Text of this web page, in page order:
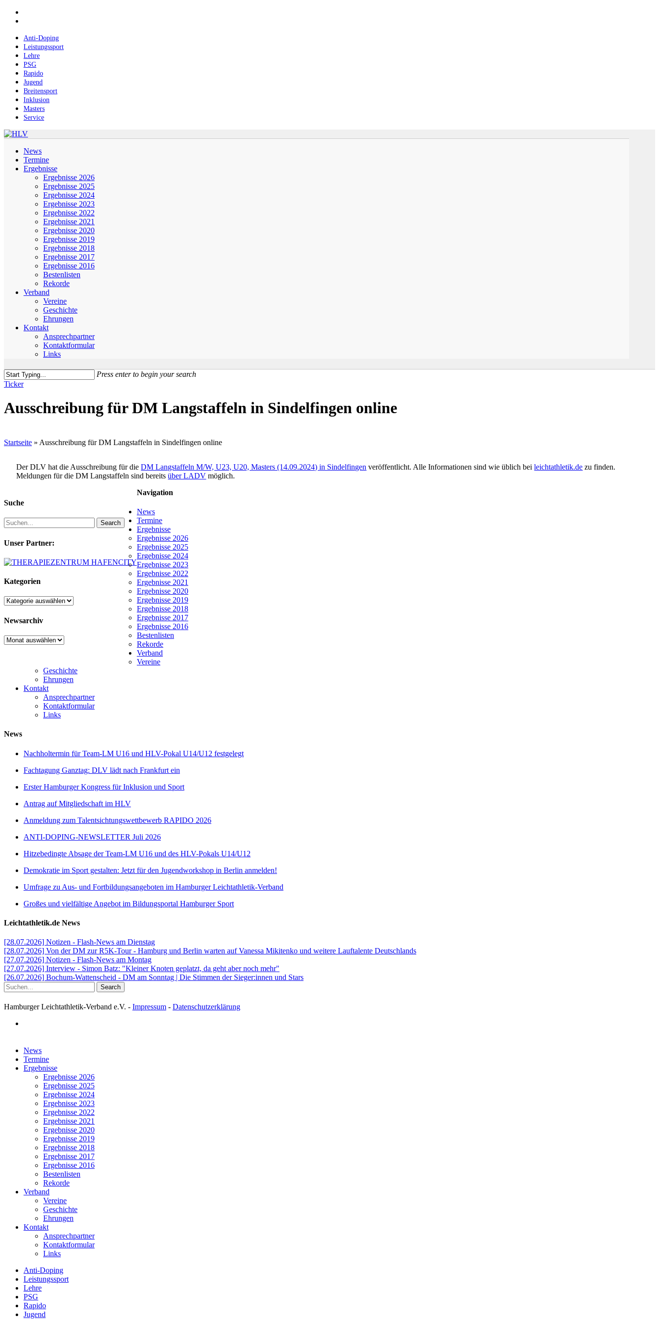
Skip
contentAnti-Doping
Leistungssport
Lehre
PSG
Rapido
Jugend
Breitensport
Inklusion
Masters
Service
News
Termine
Ergebnisse
Ergebnisse 2026
Ergebnisse 2025
Ergebnisse 2024
Ergebnisse 2023
Ergebnisse 2022
Ergebnisse 2021
Ergebnisse 2020
Ergebnisse 2019
Ergebnisse 2018
Ergebnisse 2017
Ergebnisse 2016
Bestenlisten
Rekorde
Verband
Vereine
Geschichte
Ehrungen
Kontakt
Ansprechpartner
Kontaktformular
Links
Press enter to begin your search
Close
Ticker
Ausschreibung für DM Langstaffeln in Sindelfingen online
Startseite » Ausschreibung für DM Langstaffeln in Sindelfingen online
Der DLV hat die Ausschreibung für dieDM Langstaffeln M/W, U23, U20, Masters (14.09.2024) in Sindelfingen veröffentlicht. Alle Informationen sind wie üblich beileichtathletik.de zu finden.
Meldungen für die DM Langstaffeln sind bereitsüber LADV möglich.
Suche
Search
Unser Partner:
Kategorien
Kategorien
Newsarchiv
Newsarchiv
Navigation
News
Termine
Ergebnisse
Ergebnisse 2026
Ergebnisse 2025
Ergebnisse 2024
Ergebnisse 2023
Ergebnisse 2022
Ergebnisse 2021
Ergebnisse 2020
Ergebnisse 2019
Ergebnisse 2018
Ergebnisse 2017
Ergebnisse 2016
Bestenlisten
Rekorde
Verband
Vereine
Geschichte
Ehrungen
Kontakt
Ansprechpartner
Kontaktformular
Links
News
Nachholtermin für Team-LM U16 und HLV-Pokal U14/U12 festgelegt
Fachtagung Ganztag: DLV lädt nach Frankfurt ein
Erster Hamburger Kongress für Inklusion und Sport
Antrag auf Mitgliedschaft im HLV
Anmeldung zum Talentsichtungswettbewerb RAPIDO 2026
ANTI-DOPING-NEWSLETTER Juli 2026
Hitzebedingte Absage der Team-LM U16 und des HLV-Pokals U14/U12
Demokratie im Sport gestalten: Jetzt für den Jugendworkshop in Berlin anmelden!
Umfrage zu Aus- und Fortbildungsangeboten im Hamburger Leichtathletik-Verband
Großes und vielfältige Angebot im Bildungsportal Hamburger Sport
Leichtathletik.de News
[28.07.2026] Notizen - Flash-News am Dienstag
[28.07.2026] Von der DM zur R5K-Tour - Hamburg und Berlin warten auf Vanessa Mikitenko und weitere Lauftalente Deutschlands
[27.07.2026] Notizen - Flash-News am Montag
[27.07.2026] Interview - Simon Batz: "Kleiner Knoten geplatzt, da geht aber noch mehr"
[26.07.2026] Bochum-Wattenscheid - DM am Sonntag | Die Stimmen der Sieger:innen und Stars
Search
Hamburger Leichtathletik-Verband e.V. - Impressum - Datenschutzerklärung
Close
Menu
News
Termine
Ergebnisse
Ergebnisse 2026
Ergebnisse 2025
Ergebnisse 2024
Ergebnisse 2023
Ergebnisse 2022
Ergebnisse 2021
Ergebnisse 2020
Ergebnisse 2019
Ergebnisse 2018
Ergebnisse 2017
Ergebnisse 2016
Bestenlisten
Rekorde
Verband
Vereine
Geschichte
Ehrungen
Kontakt
Ansprechpartner
Kontaktformular
Links
Anti-Doping
Leistungssport
Lehre
PSG
Rapido
Jugend